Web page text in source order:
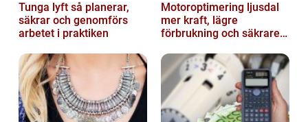
Tunga lyft så planerar,
säkrar och genomförs
arbetet i praktiken
Motoroptimering ljusdal
mer kraft, lägre
förbrukning och säkrare